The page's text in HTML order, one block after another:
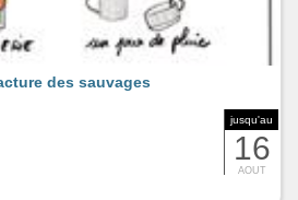
jusqu'au
16
AOUT
des sauvages